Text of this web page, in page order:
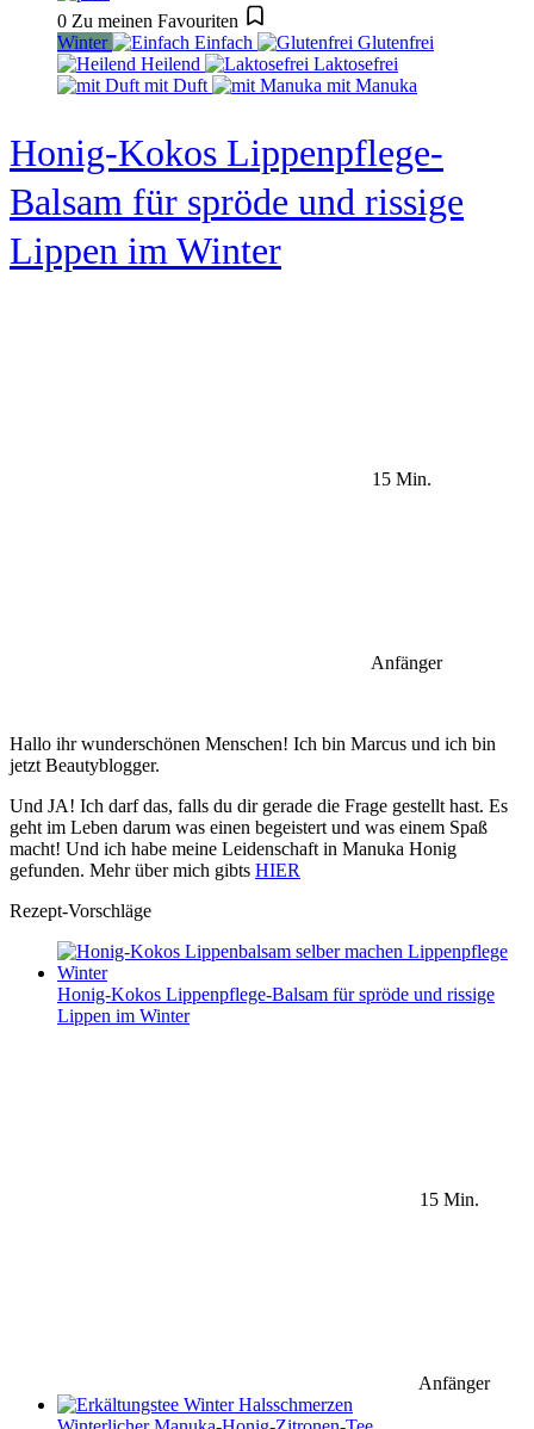
0 Zu meinen Favouriten
Winter
Einfach
Glutenfrei
Heilend
Laktosefrei
mit Duft
mit Manuka
Honig-Kokos Lippenpflege-
Balsam für spröde und rissige
Lippen im Winter
15 Min.
Anfänger
Hallo ihr wunderschönen Menschen! Ich bin Marcus und ich bin
jetzt Beautyblogger.
Und JA! Ich darf das, falls du dir gerade die Frage gestellt hast. Es
geht im Leben darum was einen begeistert und was einem Spaß
macht! Und ich habe meine Leidenschaft in Manuka Honig
gefunden. Mehr über mich gibts HIER
Rezept-Vorschläge
Honig-Kokos Lippenpflege-Balsam für spröde und rissige
Lippen im Winter
15 Min.
Anfänger